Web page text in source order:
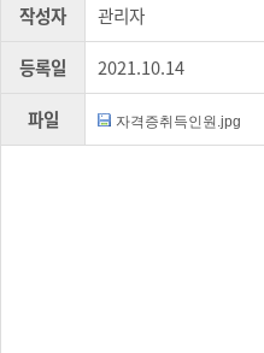
작성자
관리자
등록일
2021.10.14
파일
자격증취득인원.jpg